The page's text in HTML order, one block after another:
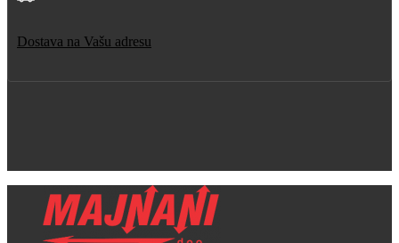
Dostava na Vašu adresu